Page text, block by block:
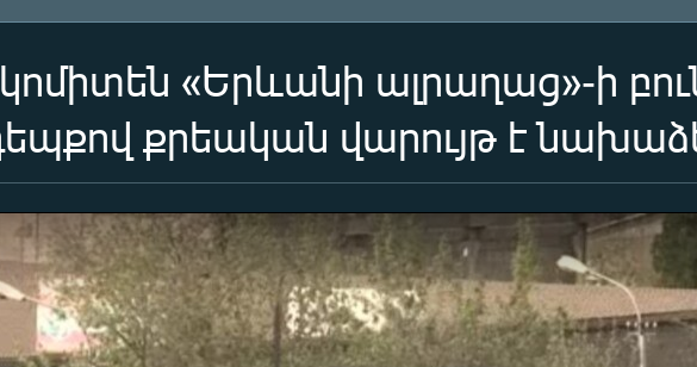
«Երևանի ալրաղաց»-ի
քրեական վարույթ է